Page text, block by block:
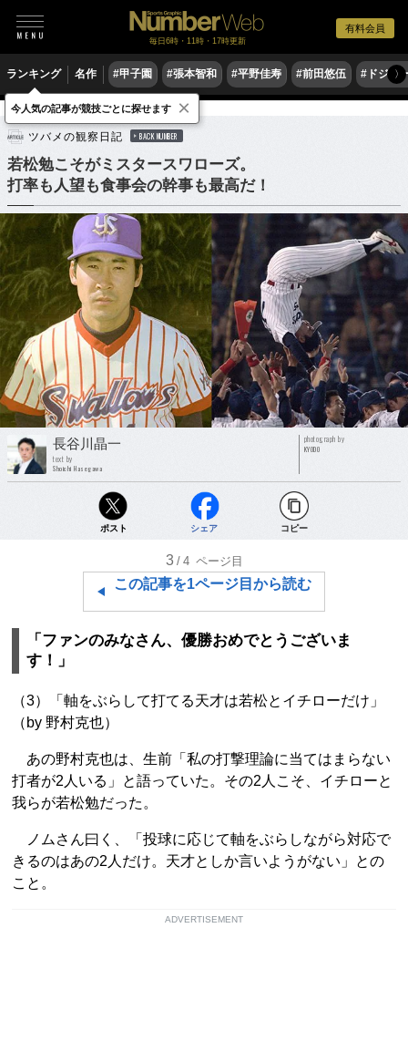
有料会員
毎日6時・11時・17時更新
ランキング 名作 #甲子園 #張本智和 #平野佳寿 #前田悠伍 #ドジャ
〉
野球 プロ野球
ツバメの観察日記 BACK NUMBER
若松勉こそがミスタースワローズ。
打率も人望も食事会の幹事も最高だ！
長谷川晶一
text by
Shoichi Hasegawa
photograph by
KYODO
ポスト シェア コピー
3 /4 ページ目
この記事を1ページ目から読む
「ファンのみなさん、優勝おめでとうございま
す！」
（3）「軸をぶらして打てる天才は若松とイチローだけ」
（by 野村克也）
あの野村克也は、生前「私の打撃理論に当てはまらない
打者が2人いる」と語っていた。その2人こそ、イチローと
我らが若松勉だった。
ノムさん曰く、「投球に応じて軸をぶらしながら対応で
きるのはあの2人だけ。天才としか言いようがない」との
こと。
ADVERTISEMENT
今人気の記事が競技ごとに探せます ×